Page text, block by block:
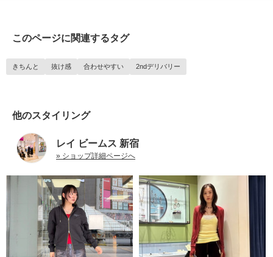
このページに関連するタグ
きちんと 抜け感 合わせやすい 2ndデリバリー
他のスタイリング
レイ ビームス 新宿
» ショップ詳細ページへ